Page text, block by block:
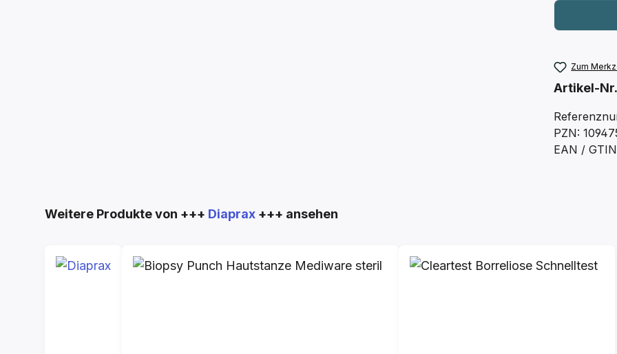
Zum
Artikel-
PZN:
EAN /
Produktgalerie überspringen
Weitere Produkte von +++ Diaprax +++ ansehen